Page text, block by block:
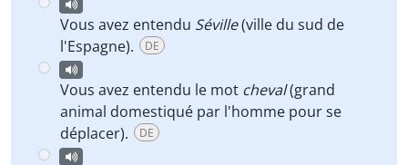
Vous avez entendu Séville(ville du sud de
l'Espagne).
DE
Vous avez entendu le mot cheval(grand
animal domestiqué par l'homme pour se
déplacer).
DE